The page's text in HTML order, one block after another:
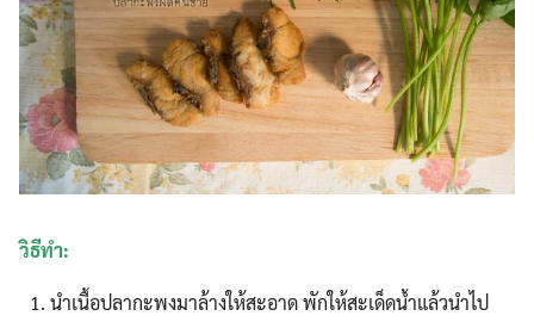
วิธีทำ:
นำเนื้อปลากะพงมาล้างให้สะอาด พักให้สะเด็ดน้ำแล้วนำไป